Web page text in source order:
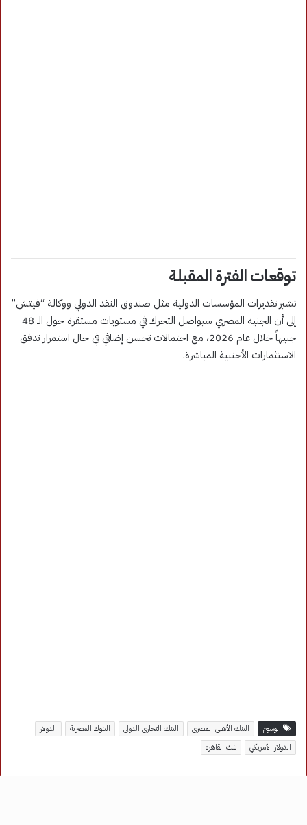
توقعات الفترة المقبلة
تشير تقديرات المؤسسات الدولية مثل صندوق النقد الدولي ووكالة “فيتش”
إلى أن الجنيه المصري سيواصل التحرك في مستويات مستقرة حول الـ 48
جنيهاً خلال عام 2026، مع احتمالات تحسن إضافي في حال استمرار تدفق
الاستثمارات الأجنبية المباشرة.
الوسوم البنك الأهلي المصري البنك التجاري الدولي البنوك المصرية
الدولار
الدولار الأمريكي
بنك القاهرة